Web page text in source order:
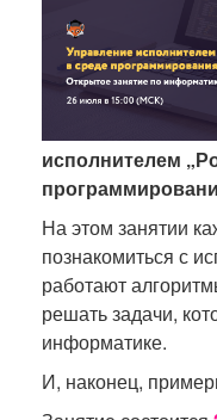
исполнителем
На этом занятии
познакомиться с
работают
решать задачи,
информатике.
И, наконец,